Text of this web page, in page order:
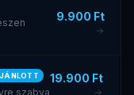
9.900 Ft
szabva
19.900 Ft